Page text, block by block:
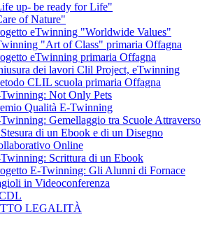
up- be ready for Life"
of Nature"
eTwinning "Worldwide Values"
"Art of Class" primaria Offagna
eTwinning primaria Offagna
dei lavori Clil Project, eTwinning
CLIL scuola primaria Offagna
Not Only Pets
Qualità E-Twinning
Gemellaggio tra Scuole Attraverso
di un Ebook e di un Disegno
Online
Scrittura di un Ebook
E-Twinning: Gli Alunni di Fornace
in Videoconferenza
LEGALITÀ